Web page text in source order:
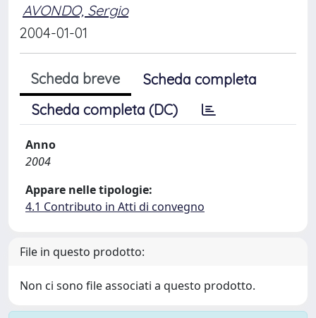
AVONDO, Sergio
2004-01-01
Scheda breve
Scheda completa
Scheda completa (DC)
Anno
2004
Appare nelle tipologie:
4.1 Contributo in Atti di convegno
File in questo prodotto:
Non ci sono file associati a questo prodotto.